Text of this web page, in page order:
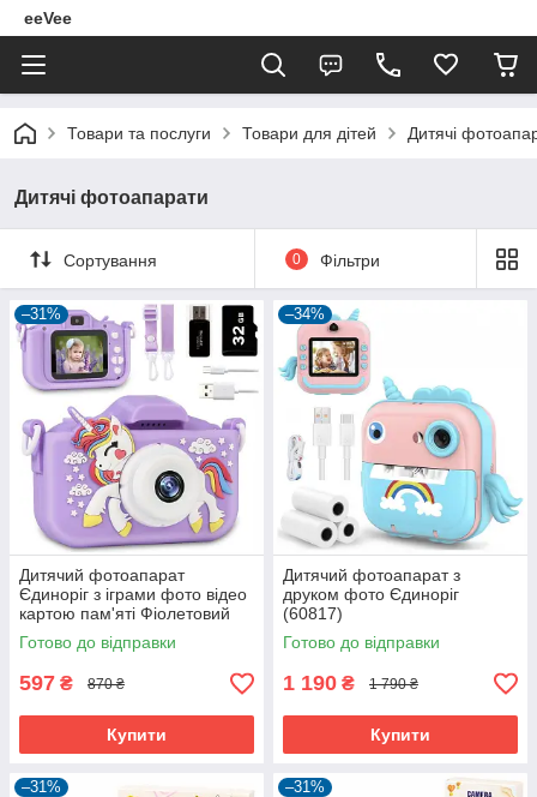
eeVee
Товари та послуги Товари для дітей Дитячі
Дитячі фотоапарати
Сортування 0 Фільтри
–31%
Дитячий фотоапарат
Єдиноріг з іграми фото відео
картою пам'яті Фіолетовий
(60707)
Готово до відправки
597 ₴ 870 ₴
Купити
–34%
Дитячий фотоапарат з
друком фото Єдиноріг
(60817)
Готово до відправки
1 190 ₴ 1 790 ₴
Купити
–31% –31%